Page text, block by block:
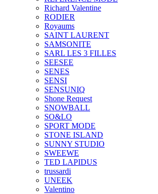
Richard Valentine
RODIER
Royaums
SAINT LAURENT
SAMSONITE
SARL LES 3 FILLES
SEESEE
SENES
SENSI
SENSUNIQ
Shone Request
SNOWBALL
SO&LO
SPORT MODE
STONE ISLAND
SUNNY STUDIO
SWEEWE
TED LAPIDUS
trussardi
UNEEK
Valentino